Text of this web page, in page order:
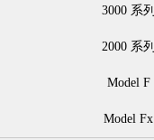
3000 系列
2000 系列
Model F
Model Fx